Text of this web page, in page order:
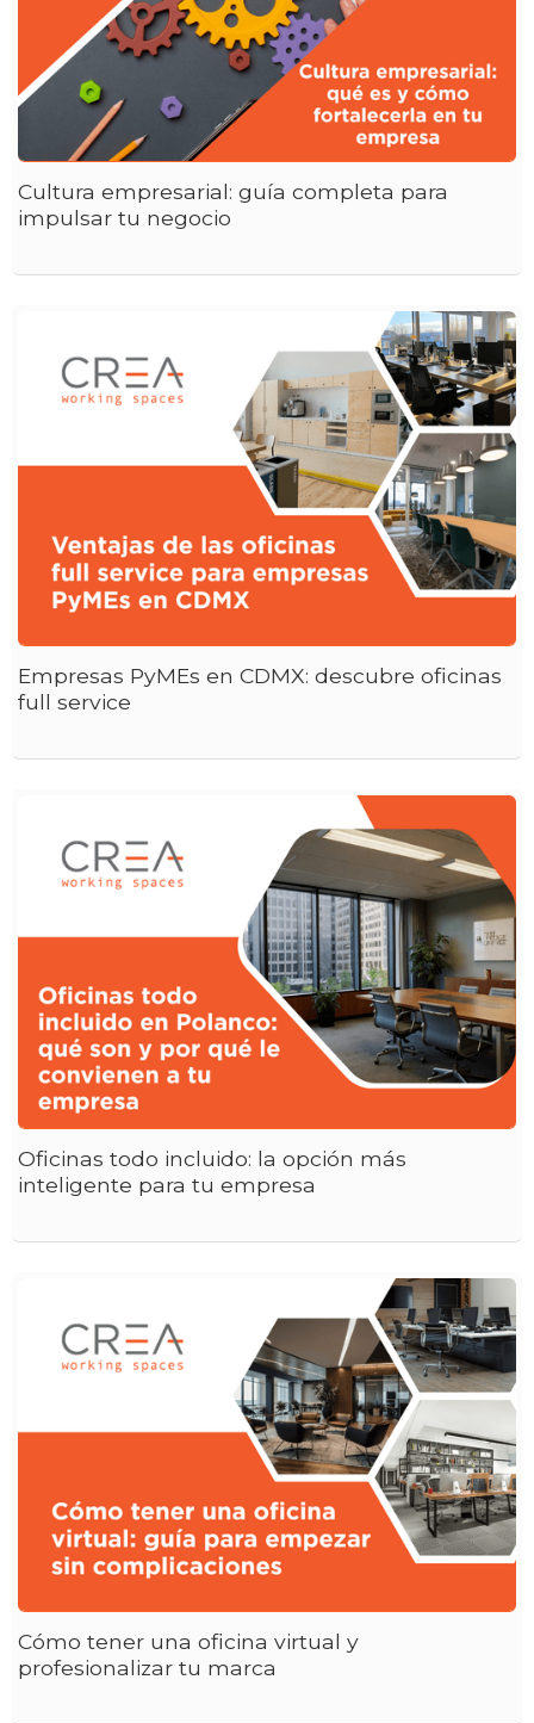
Cultura empresarial: guía completa para
impulsar tu negocio
Empresas PyMEs en CDMX: descubre oficinas
full service
Oficinas todo incluido: la opción más
inteligente para tu empresa
Cómo tener una oficina virtual y
profesionalizar tu marca